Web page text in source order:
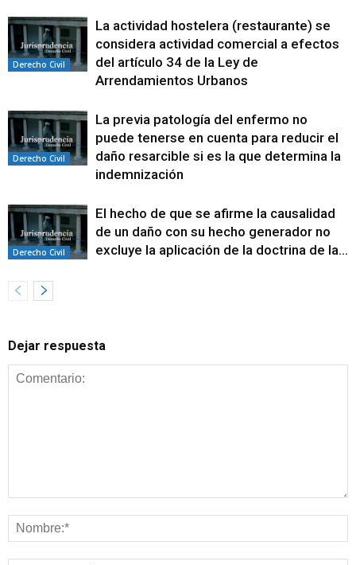
Derecho Civil
La actividad hostelera (restaurante) se
considera actividad comercial a efectos
del artículo 34 de la Ley de
Arrendamientos Urbanos
Derecho Civil
La previa patología del enfermo no
puede tenerse en cuenta para reducir el
daño resarcible si es la que determina la
indemnización
Derecho Civil
El hecho de que se afirme la causalidad
de un daño con su hecho generador no
excluye la aplicación de la doctrina de la...
Dejar respuesta